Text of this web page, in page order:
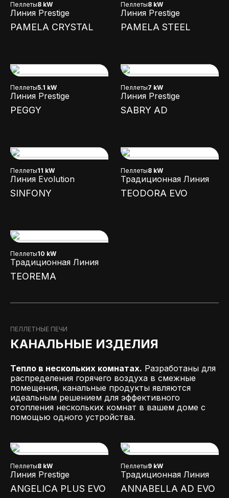
Пеллеты8 kW
Линия Prestige
PAMELA CRYSTAL
Пеллеты8 kW
Линия Prestige
PAMELA STEEL
Пеллеты5.1 kW
Линия Prestige
PEGGY
Пеллеты7 kW
Линия Prestige
SABRY AD
Пеллеты11 kW
Линия Evolution
SINFONY
Пеллеты8 kW
Традиционная Линия
TEODORA EVO
Пеллеты10 kW
Традиционная Линия
TEOREMA
ПЕЛЛЕТНЫЕ ПЕЧИ
КАНАЛЬНЫЕ ИЗДЕЛИЯ
Тепло в нескольких комнатах. Разработаны для
распределения горячего воздуха в смежные
помещения, канальные продукты являются
идеальным решением для эффективного
отопления нескольких комнат в вашем доме с
помощью одного устройства.
Пеллеты8 kW
Линия Prestige
ANGELICA PLUS EVO
Пеллеты9 kW
Традиционная Линия
ANNABELLA AD EVO